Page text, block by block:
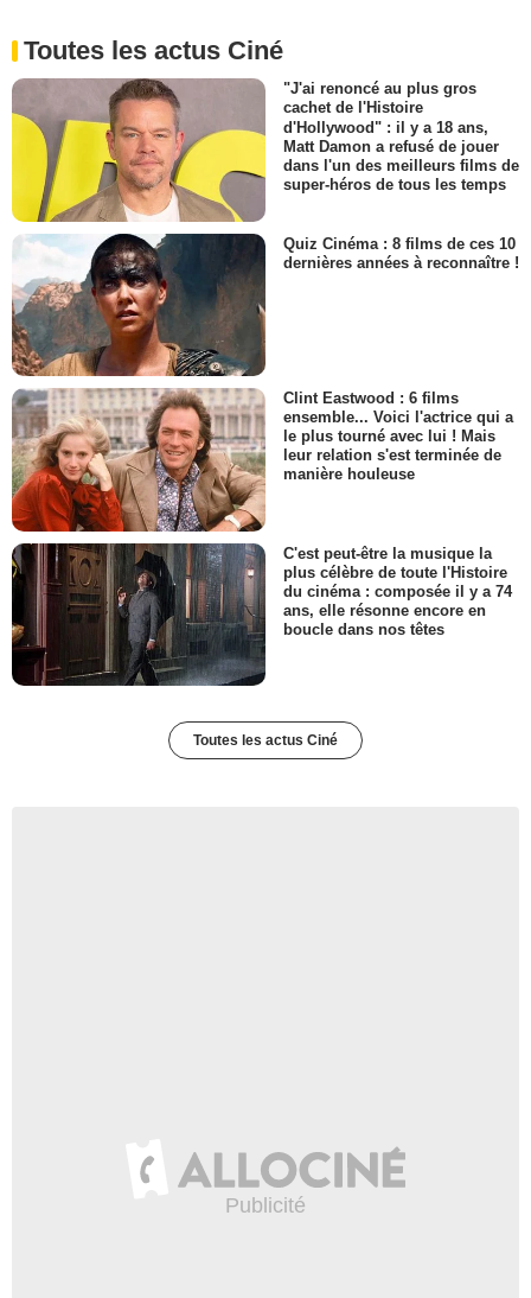
Toutes les actus Ciné
"J'ai renoncé au plus gros
cachet de l'Histoire
d'Hollywood" : il y a 18 ans,
Matt Damon a refusé de jouer
dans l'un des meilleurs films de
super-héros de tous les temps
Quiz Cinéma : 8 films de ces 10
dernières années à reconnaître !
Clint Eastwood : 6 films
ensemble... Voici l'actrice qui a
le plus tourné avec lui ! Mais
leur relation s'est terminée de
manière houleuse
C'est peut-être la musique la
plus célèbre de toute l'Histoire
du cinéma : composée il y a 74
ans, elle résonne encore en
boucle dans nos têtes
Toutes les actus Ciné